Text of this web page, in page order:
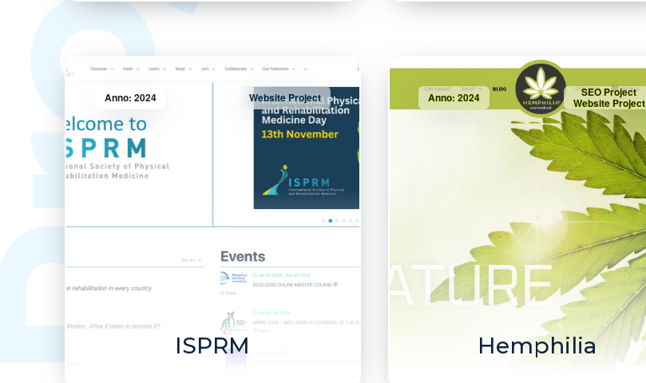
Anno: 2024 Website Project
ISPRM
Anno: 2024 SEO Project
Website Project
Hemphilia